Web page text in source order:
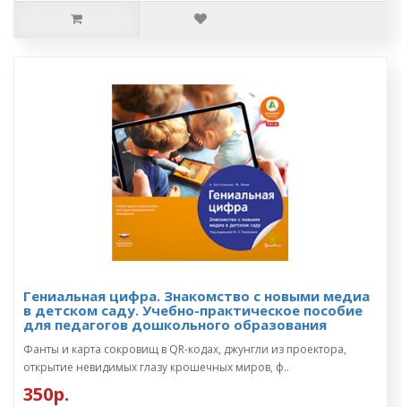
Гениальная цифра. Знакомство с новыми медиа
в детском саду. Учебно-практическое пособие
для педагогов дошкольного образования
Фанты и карта сокровищ в QR-кодах, джунгли из проектора,
открытие невидимых глазу крошечных миров, ф..
350р.